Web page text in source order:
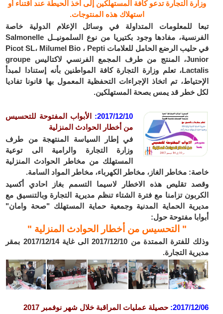
وزارة التجارة تدعو كافة المستهلكين إلى أخذ الحيطة عند اقتناء أو
استهلاك هذه المنتوجات.
تبعا للمعلومات المتداولة في وسائل الإعلام الدولية خاصة
الفرنسية، مفادها وجود بكتيريا من نوع السلمونيــل Salmonelle
في حليب الرضع الحامل للعلامات Picot SL، Milumel Bio ، Pepti
Junior، المنتج من طرف المجمع الفرنسي لاكتاليس groupe
Lactalis، تعلم وزارة التجارة كافة المواطنين بأنه إستنادا لمبدأ
الإحتياط، تم اتخاذ الإجراءات التحفظية المعمول بها قانونا تفاديا
لكل خطر قد يمس بصحة المستهلكين.
2017/12/10:
الأبواب المفتوحة للتحسيس
من أخطار الحوادث المنزلية
في إطار السياسة المنتهجة من طرف
وزارة التجارة والرامية الى توعية
المستهلك من مخاطر الحوادث المنزلية
خاصة: مخاطر الغاز، مخاطر الكهرباء، مخاطر المواد السامة.
وقصد تقليص هذه الاخطار لاسيما التسمم بغاز احادي أكسيد
الكربون تزامنا مع فترة الشتاء تنظم مديرية التجارة وبالتنسيق مع
مديرية الحماية المدنية وجمعية حماية المستهلك "صحة وامان"
أبوابا مفتوحة حول:
" التحسيس من أخطار الحوادث المنزلية "
وذلك للفترة الممتدة من 2017/12/10 الى غاية 2017/12/14 بمقر
مديرية التجارة.
2017/12/06
: حصيلة عمليات المراقبة خلال شهر نوفمبر 2017